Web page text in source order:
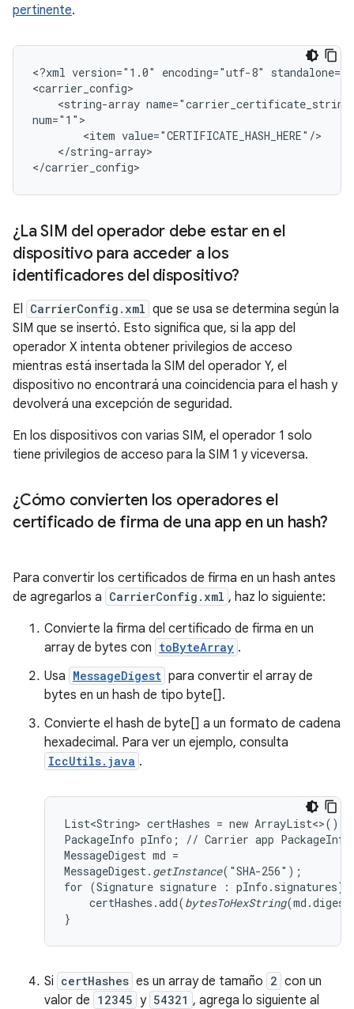
pertinente.
<?xml version="1.0" encoding="utf-8"
<carrier_config>
<string-array
num="1">
        <item value="CERTIFICATE_HASH_HERE"/>
    </string-array>
</carrier_config>
¿La SIM del operador debe estar en el
dispositivo para acceder a los
identificadores del dispositivo?
El CarrierConfig.xml que se usa se determina según la
SIM que se insertó. Esto significa que, si la app del
operador X intenta obtener privilegios de acceso
mientras está insertada la SIM del operador Y, el
dispositivo no encontrará una coincidencia para el hash y
devolverá una excepción de seguridad.
En los dispositivos con varias SIM, el operador 1 solo
tiene privilegios de acceso para la SIM 1 y viceversa.
¿Cómo convierten los operadores el
certificado de firma de una app en un hash?
Para convertir los certificados de firma en un hash antes
de agregarlos a CarrierConfig.xml , haz lo siguiente:
Convierte la firma del certificado de firma en un
array de bytes con toByteArray .
Usa MessageDigest para convertir el array de
bytes en un hash de tipo byte[].
Convierte el hash de byte[] a un formato de cadena
hexadecimal. Para ver un ejemplo, consulta
IccUtils.java .
List<String> certHashes = new ArrayList<>();
PackageInfo pInfo; // Carrier app PackageInfo
MessageDigest md =
MessageDigest. getInstance("SHA-256");
for (Signature signature : pInfo.signatures)
    certHashes.add(
bytesToHexString
}
Si certHashes es un array de tamaño 2 con un
valor de 12345 y 54321 , agrega lo siguiente al